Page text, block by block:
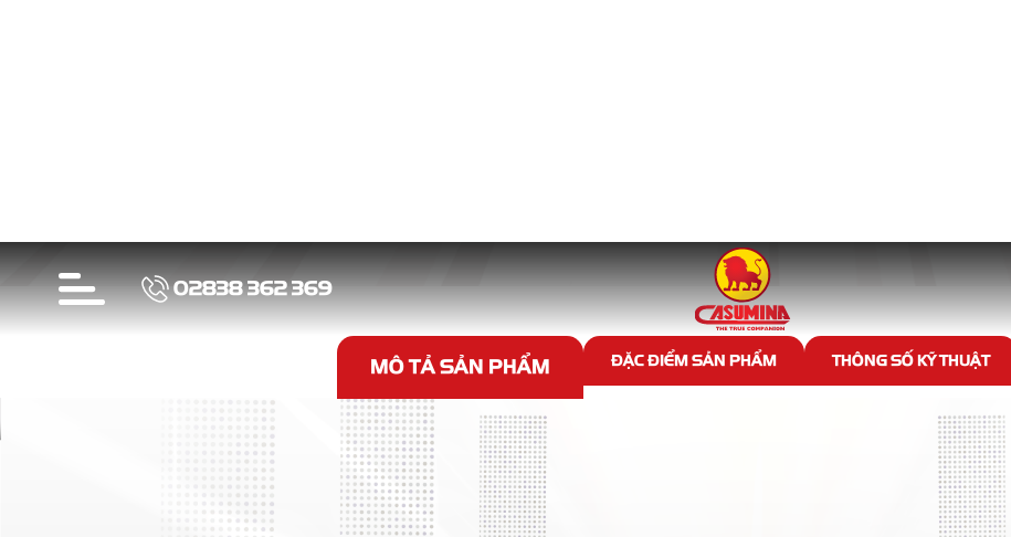
SĂM YẾM CHUYÊN DỤNG
Sản phẩm Săm yếm chuyên dụng